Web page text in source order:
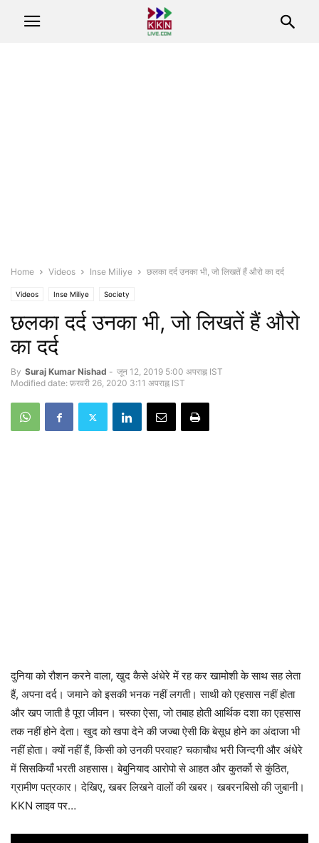
Home Videos Inse Miliye छलका दर्द उनका भी, जो लिखतें हैं औरो का दर्द
Videos Inse Miliye Society
छलका दर्द उनका भी, जो लिखतें हैं औरो
का दर्द
By Suraj Kumar Nishad - जून 12, 2019 5:00 अपराह्न IST
Modified date: फ़रवरी 26, 2020 3:11 अपराह्न IST
दुनिया को रौशन करने वाला, खुद कैसे अंधेरे में रह कर खामोशी के साथ सह लेता
हैं, अपना दर्द। जमाने को इसकी भनक नहीं लगती। साथी को एहसास नहीं होता
और खप जाती है पूरा जीवन। चस्का ऐसा, जो तबाह होती आर्थिक दशा का एहसास
तक नहीं होने देता। खुद को खपा देने की जज्बा ऐसी कि बेसूध होने का अंदाजा भी
नहीं होता। क्यों नहीं हैं, किसी को उनकी परवाह? चकाचौध भरी जिन्दगी और अंधेरे
में सिसकियाँ भरती अहसास। बेबुनियाद आरोपो से आहत और कुतर्को से कुंठित,
ग्रामीण पत्रकार। देखिए, खबर लिखने वालों की खबर। खबरनबिसो की जुबानी।
KKN लाइव पर…